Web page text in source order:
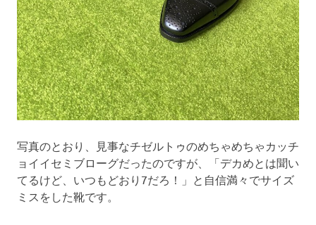
写真のとおり、見事なチゼルトゥのめちゃめちゃカッチ
ョイイセミブローグだったのですが、「デカめとは聞い
てるけど、いつもどおり7だろ！」と自信満々でサイズ
ミスをした靴です。